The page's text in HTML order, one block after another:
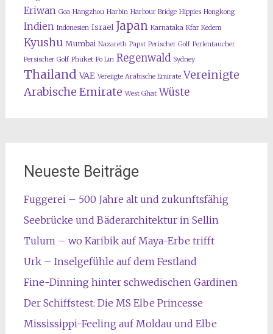
Eriwan Goa Hangzhou Harbin Harbour Bridge Hippies Hongkong
Indien Indonesien Israel Japan Karnataka Kfar Kedem
Kyushu Mumbai Nazareth Papst Perischer Golf Perlentaucher
Persischer Golf Phuket Po Lin Regenwald Sydney
Thailand VAE Vereiigte Arabische Emirate Vereinigte
Arabische Emirate West Ghat Wüste
Neueste Beiträge
Fuggerei – 500 Jahre alt und zukunftsfähig
Seebrücke und Bäderarchitektur in Sellin
Tulum – wo Karibik auf Maya-Erbe trifft
Urk – Inselgefühle auf dem Festland
Fine-Dinning hinter schwedischen Gardinen
Der Schiffstest: Die MS Elbe Princesse
Mississippi-Feeling auf Moldau und Elbe